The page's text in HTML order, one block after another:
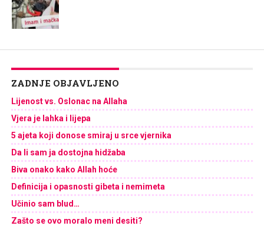
ZADNJE OBJAVLJENO
Lijenost vs. Oslonac na Allaha
Vjera je lahka i lijepa
5 ajeta koji donose smiraj u srce vjernika
Da li sam ja dostojna hidžaba
Biva onako kako Allah hoće
Definicija i opasnosti gibeta i nemimeta
Učinio sam blud…
Zašto se ovo moralo meni desiti?